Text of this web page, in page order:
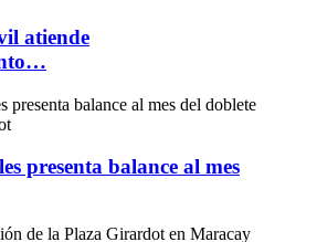
atiende
presenta balance al mes